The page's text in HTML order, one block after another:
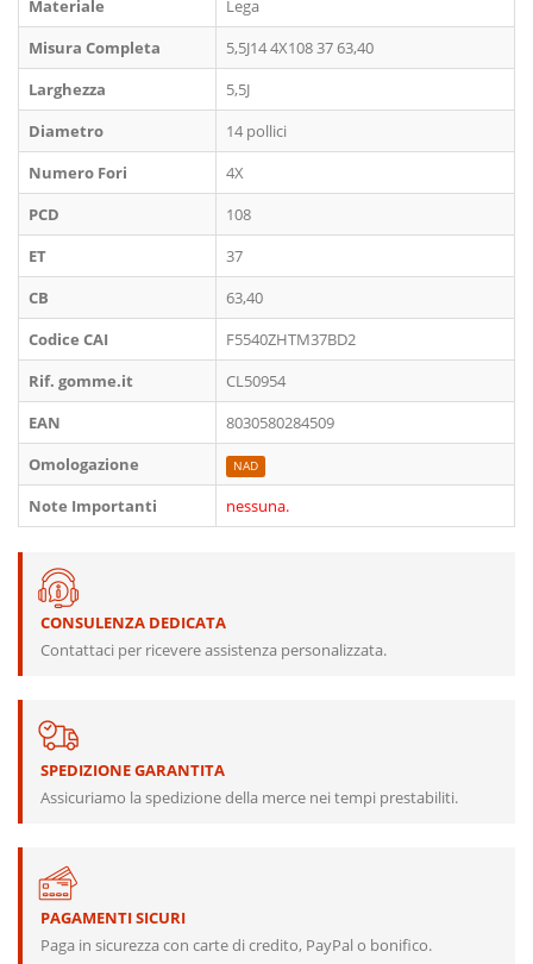
Materiale
Lega
Misura Completa
5,5J14 4X108 37 63,40
Larghezza
5,5J
Diametro
14 pollici
Numero Fori
4X
PCD
108
ET
37
CB
63,40
Codice CAI
F5540ZHTM37BD2
Rif. gomme.it
CL50954
EAN
8030580284509
Omologazione
NAD
Note Importanti nessuna.
CONSULENZA DEDICATA
Contattaci per ricevere assistenza personalizzata.
SPEDIZIONE GARANTITA
Assicuriamo la spedizione della merce nei tempi prestabiliti.
PAGAMENTI SICURI
Paga in sicurezza con carte di credito, PayPal o bonifico.